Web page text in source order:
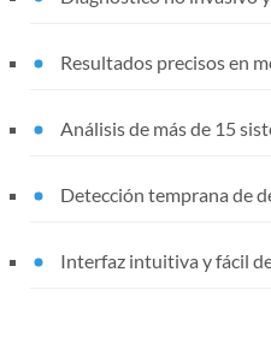
Resultados precisos en
Análisis de más de 15
Detección temprana de
Interfaz intuitiva y fácil